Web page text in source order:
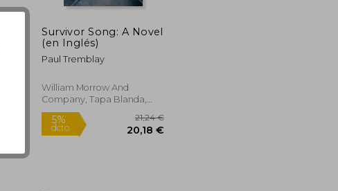
Survivor Song: A Novel
(en Inglés)
Paul Tremblay
William Morrow And
Company, Tapa Blanda,
Nuevo